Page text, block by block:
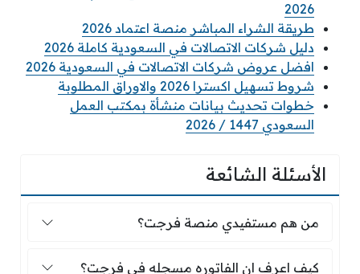
2026
طريقة الشراء المباشر منصة اعتماد 2026
دليل شركات الاتصالات في السعودية كاملة 2026
افضل عروض شركات الاتصالات في السعودية 2026
شروط تسهيل اكسترا 2026 والاوراق المطلوبة
خطوات تحديث بيانات منشأة بمكتب العمل
السعودي 1447 / 2026
الأسئلة الشائعة
من هم مستفيدي منصة فرجت؟
من هم مستفيدي منصة فرجت؟
كيف اعرف ان الفاتوره مسجله في فرجت؟
كيف اعرف ان الفاتوره مسجله في فرجت؟